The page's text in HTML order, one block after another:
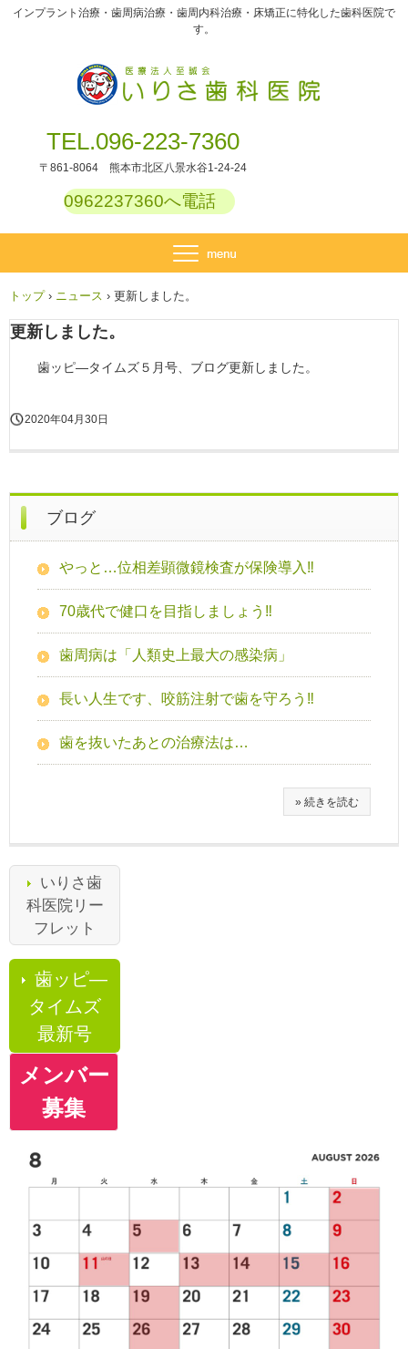
インプラント治療・歯周病治療・歯周内科治療・床矯正に特化した歯科医院で
す。
TEL.096-223-7360
〒861-8064 熊本市北区八景水谷1-24-24
0962237360へ電話
トップ › ニュース › 更新しました。
更新しました。
歯ッピ―タイムズ５月号、ブログ更新しました。
2020年04月30日
ブログ
やっと…位相差顕微鏡検査が保険導入‼
70歳代で健口を目指しましょう‼
歯周病は「人類史上最大の感染病」
長い人生です、咬筋注射で歯を守ろう‼
歯を抜いたあとの治療法は…
» 続きを読む
いりさ歯
科医院リー
フレット
歯ッピ―
タイムズ
最新号
メンバー
募集